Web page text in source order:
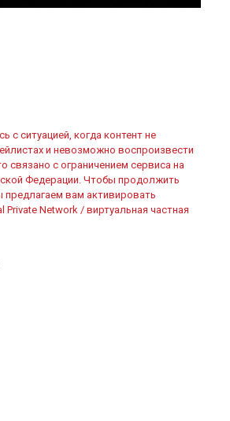
с ситуацией, когда контент не
и невозможно воспроизвести
связано с ограничением сервиса на
Федерации. Чтобы продолжить
вам активировать
Private Network / виртуальная частная